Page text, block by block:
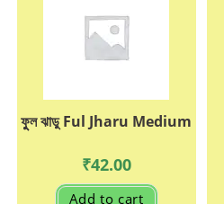
ফুুল ঝাড়ু Ful Jharu Medium
₹42.00
Add to cart